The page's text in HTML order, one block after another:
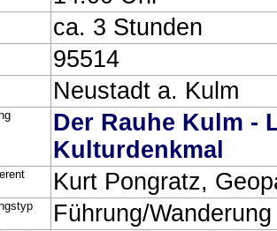
ca. 3 Stunden
95514
Neustadt a. Kulm
Der Rauhe Kulm -
Kulturdenkmal
Kurt Pongratz,
Führung/Wanderung